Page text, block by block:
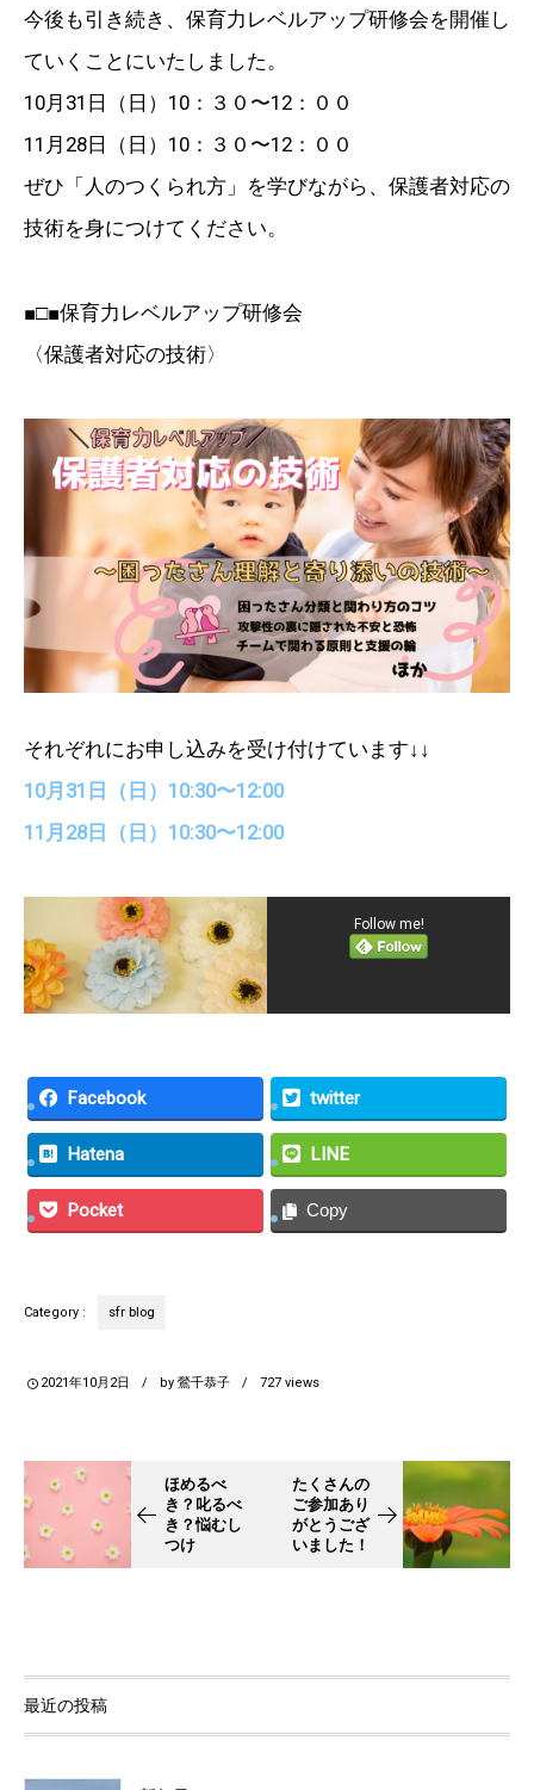
今後も引き続き、保育力レベルアップ研修会を開催し
ていくことにいたしました。
10月31日（日）10：３０〜12：００
11月28日（日）10：３０〜12：００
ぜひ「人のつくられ方」を学びながら、保護者対応の
技術を身につけてください。
■□■保育力レベルアップ研修会
〈保護者対応の技術〉
それぞれにお申し込みを受け付けています↓↓
10月31日（日）10:30〜12:00
11月28日（日）10:30〜12:00
Follow me!
Facebook twitter
Hatena LINE
Pocket Copy
Category : sfr blog
2021年10月2日 by鶯千恭子 727 views
ほめるべ
き？叱るべ
き？悩むし
つけ
たくさんの
ご参加あり
がとうござ
いました！
最近の投稿